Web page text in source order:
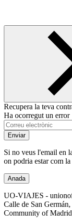
Recupera la teva
Ha ocorregut un error
Enviar
Si no veus l'email en
on podria estar com
Anada
UO-VIAJES -
Calle de San
Community of